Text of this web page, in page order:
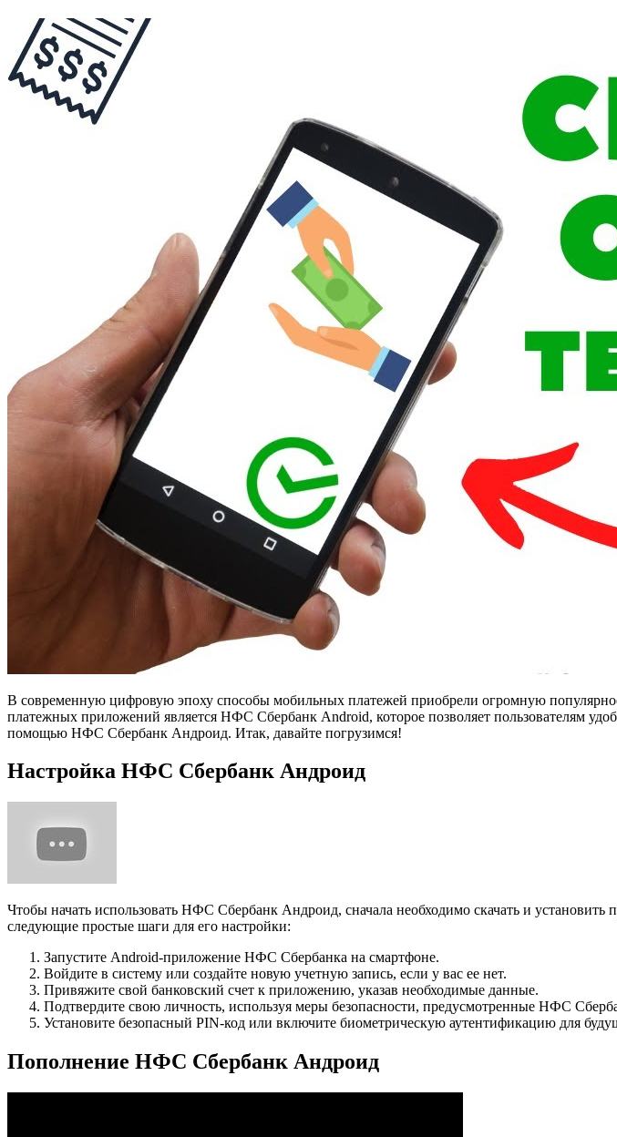
В современную цифровую эпоху способы мобильных платежей приобрели огромную
платежных приложений является НФС Сбербанк Android, которое позволяет пользователям
помощью НФС Сбербанк Андроид. Итак, давайте погрузимся!
Настройка НФС Сбербанк Андроид
Чтобы начать использовать НФС Сбербанк Андроид, сначала необходимо скачать и
следующие простые шаги для его настройки:
Запустите Android-приложение НФС Сбербанка на смартфоне.
Войдите в систему или создайте новую учетную запись, если у вас ее нет.
Привяжите свой банковский счет к приложению, указав необходимые данные.
Подтвердите свою личность, используя меры безопасности, предусмотренные НФС
Установите безопасный PIN-код или включите биометрическую аутентификацию для
Пополнение НФС Сбербанк Андроид